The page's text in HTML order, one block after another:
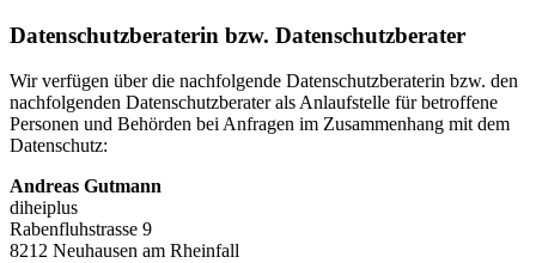
Daten­schutz­beraterin bzw. Daten­schutz­berater
Wir verfügen über die nachfolgende Daten­schutz­beraterin bzw. den
nachfolgenden Daten­schutz­berater als Anlauf­stelle für betroffene
Personen und Behörden bei Anfragen im Zusammenhang mit dem
Daten­schutz:
Andreas Gutmann
diheiplus
Rabenfluhstrasse 9
8212 Neuhausen am Rheinfall